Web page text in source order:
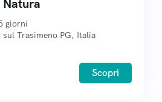
giorni
sul Trasimeno PG, Italia
Scopri